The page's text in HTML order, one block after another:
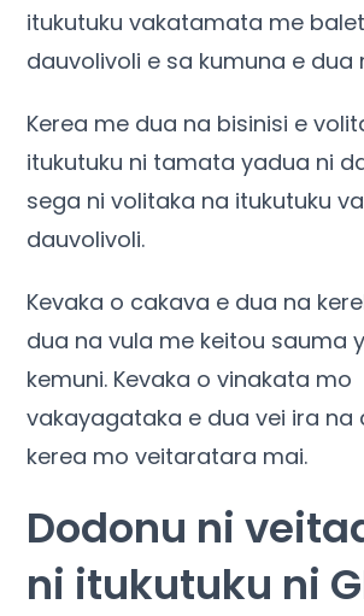
itukutuku vakatamata me
dauvolivoli e sa kumuna e dua
Kerea me dua na bisinisi e
itukutuku ni tamata yadua ni
sega ni volitaka na itukutuku
dauvolivoli.
Kevaka o cakava e dua na
dua na vula me keitou sauma
kemuni. Kevaka o vinakata mo
vakayagataka e dua vei ira na
kerea mo veitaratara mai.
Dodonu ni
ni itukutuku ni